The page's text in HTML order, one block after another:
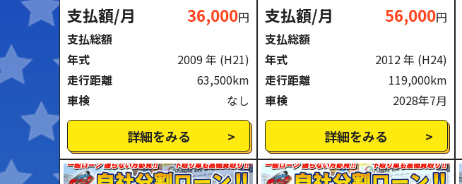
支払額/月 36,000円
支払総額
年式
2009 年 (H21)
走行距離
63,500km
車検
なし
詳細をみる
支払額/月 56,000円
支払総額
年式
2012 年 (H24)
走行距離
119,000km
車検
2028年7月
詳細をみる